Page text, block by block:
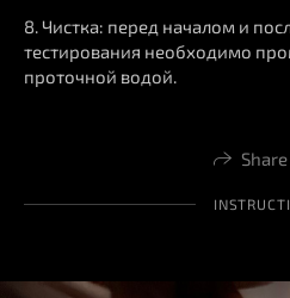
8. Чистка: перед началом и
тестирования необходимо
проточной водой.